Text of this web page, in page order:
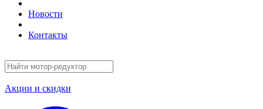
Новости
Контакты
Акции и скидки